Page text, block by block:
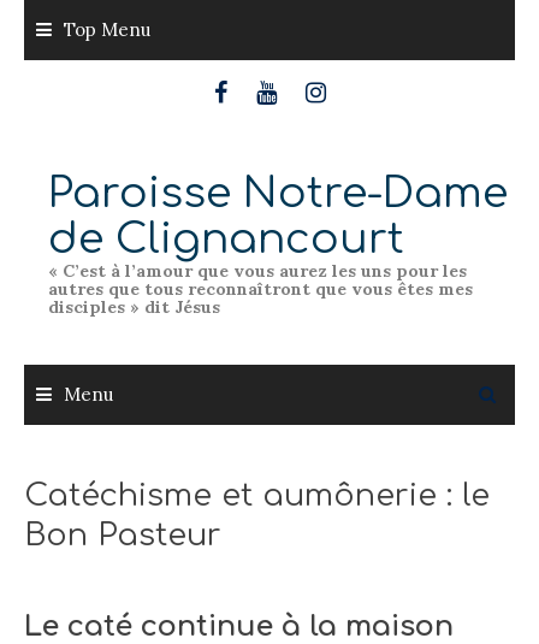
content
Top Menu
Paroisse Notre-Dame
de Clignancourt
« C’est à l’amour que vous aurez les uns pour les
autres que tous reconnaîtront que vous êtes mes
disciples » dit Jésus
Menu
Catéchisme et aumônerie : le
Bon Pasteur
Le caté continue à la maison